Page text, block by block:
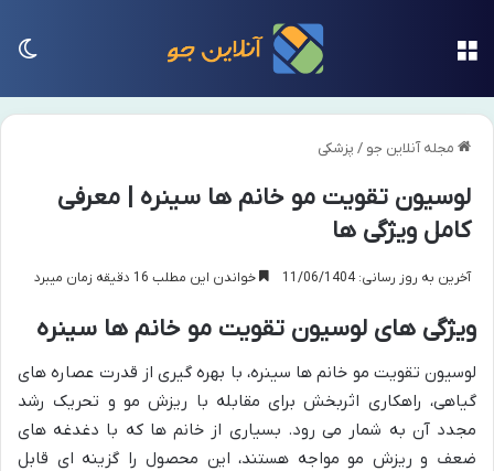
مجله آنلاین جو / پزشکی
لوسیون تقویت مو خانم ها سینره | معرفی
کامل ویژگی ها
آخرین به روز رسانی: 11/06/1404 خواندن این مطلب 16 دقیقه زمان میبرد
ویژگی های لوسیون تقویت مو خانم ها سینره
لوسیون تقویت مو خانم ها سینره، با بهره گیری از قدرت عصاره های
گیاهی، راهکاری اثربخش برای مقابله با ریزش مو و تحریک رشد
مجدد آن به شمار می رود. بسیاری از خانم ها که با دغدغه های
ضعف و ریزش مو مواجه هستند، این محصول را گزینه ای قابل